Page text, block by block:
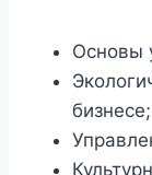
Основы
бизнесе;